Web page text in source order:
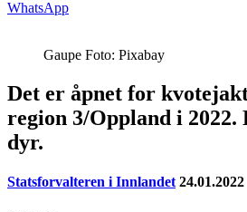
WhatsApp
Gaupe Foto: Pixabay
Det er åpnet for
region 3/Oppland i 2022.
dyr.
Statsforvalteren i Innlandet 24.01.2022